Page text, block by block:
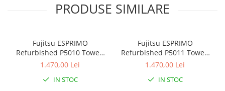
Imprimante Foto
Multifunctionale Inkjet
Multifunctionale laser
PRODUSE SIMILARE
Fujitsu ESPRIMO
Refurbished P5010 Tower,
i5-10500, 8 GB, 256 SSD,
1.470,00 Lei
IN STOC
Fujitsu ESPRIMO
Refurbished P5011 Tower,
i5-10500, 8 GB, 256 SSD,
1.470,00 Lei
IN STOC